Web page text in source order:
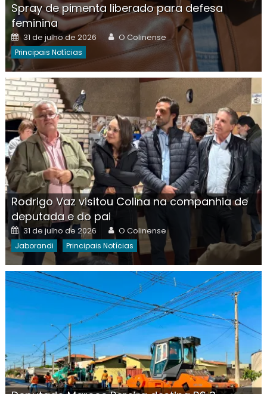
Spray de pimenta liberado para defesa
feminina
Posted
on
31 de julho de 2026 Author
O Colinense
Principais Notícias
Rodrigo Vaz visitou Colina na companhia de
deputada e do pai
Posted
on
31 de julho de 2026 Author
O Colinense
Jaborandi Principais Notícias